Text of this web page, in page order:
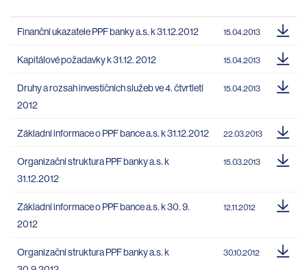
Finanční ukazatele PPF banky a.s. k 31.12.2012 15.04.2013
Kapitálové požadavky k 31.12. 2012 15.04.2013
Druhy a rozsah investičních služeb ve 4. čtvrtletí
2012
15.04.2013
Základní informace o PPF bance a.s. k 31.12.2012 22.03.2013
Organizační struktura PPF banky a.s. k
31.12.2012
15.03.2013
Základní informace o PPF bance a.s. k 30. 9.
2012
12.11.2012
Organizační struktura PPF banky a.s. k
30.10.2012